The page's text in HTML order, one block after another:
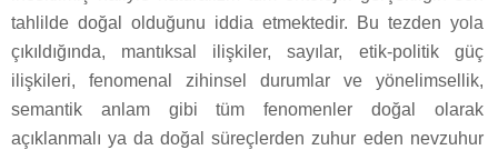
tahlilde doğal olduğunu iddia etmektedir. Bu tezden yola
çıkıldığında, mantıksal ilişkiler, sayılar, etik-politik güç
ilişkileri, fenomenal zihinsel durumlar ve yönelimsellik,
semantik anlam gibi tüm fenomenler doğal olarak
açıklanmalı ya da doğal süreçlerden zuhur eden nevzuhur